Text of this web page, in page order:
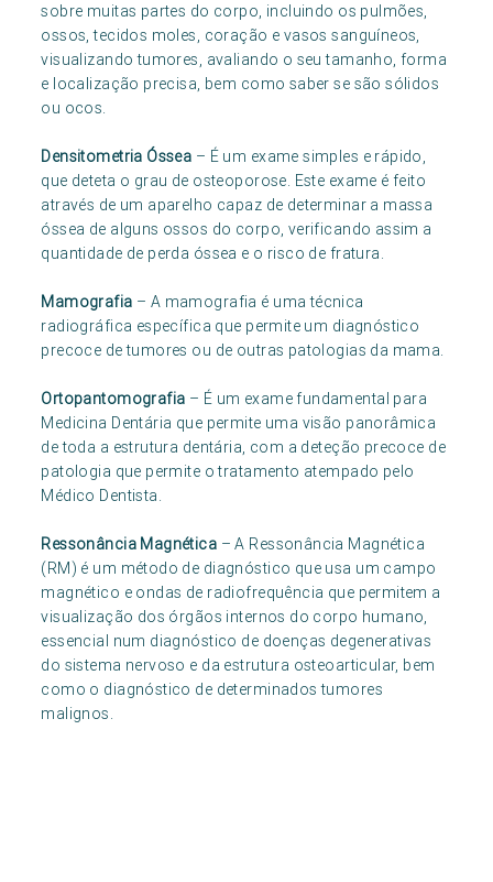
sobre muitas partes do corpo, incluindo os pulmões,
ossos, tecidos moles, coração e vasos sanguíneos,
visualizando tumores, avaliando o seu tamanho, forma
e localização precisa, bem como saber se são sólidos
ou ocos.
Densitometria Óssea – É um exame simples e rápido,
que deteta o grau de osteoporose. Este exame é feito
através de um aparelho capaz de determinar a massa
óssea de alguns ossos do corpo, verificando assim a
quantidade de perda óssea e o risco de fratura.
Mamografia – A mamografia é uma técnica
radiográfica específica que permite um diagnóstico
precoce de tumores ou de outras patologias da mama.
Ortopantomografia – É um exame fundamental para
Medicina Dentária que permite uma visão panorâmica
de toda a estrutura dentária, com a deteção precoce de
patologia que permite o tratamento atempado pelo
Médico Dentista.
Ressonância Magnética – A Ressonância Magnética
(RM) é um método de diagnóstico que usa um campo
magnético e ondas de radiofrequência que permitem a
visualização dos órgãos internos do corpo humano,
essencial num diagnóstico de doenças degenerativas
do sistema nervoso e da estrutura osteoarticular, bem
como o diagnóstico de determinados tumores
malignos.